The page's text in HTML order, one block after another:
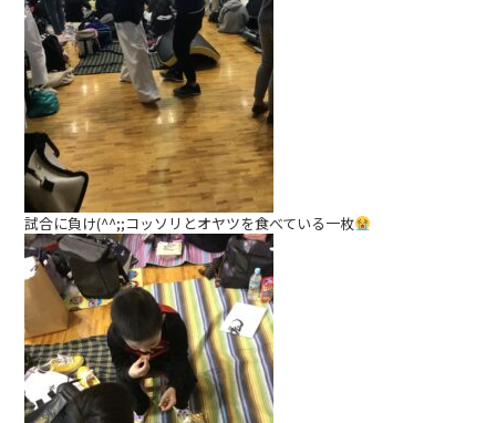
試合に負け(^^;;コッソリとオヤツを食べている一枚